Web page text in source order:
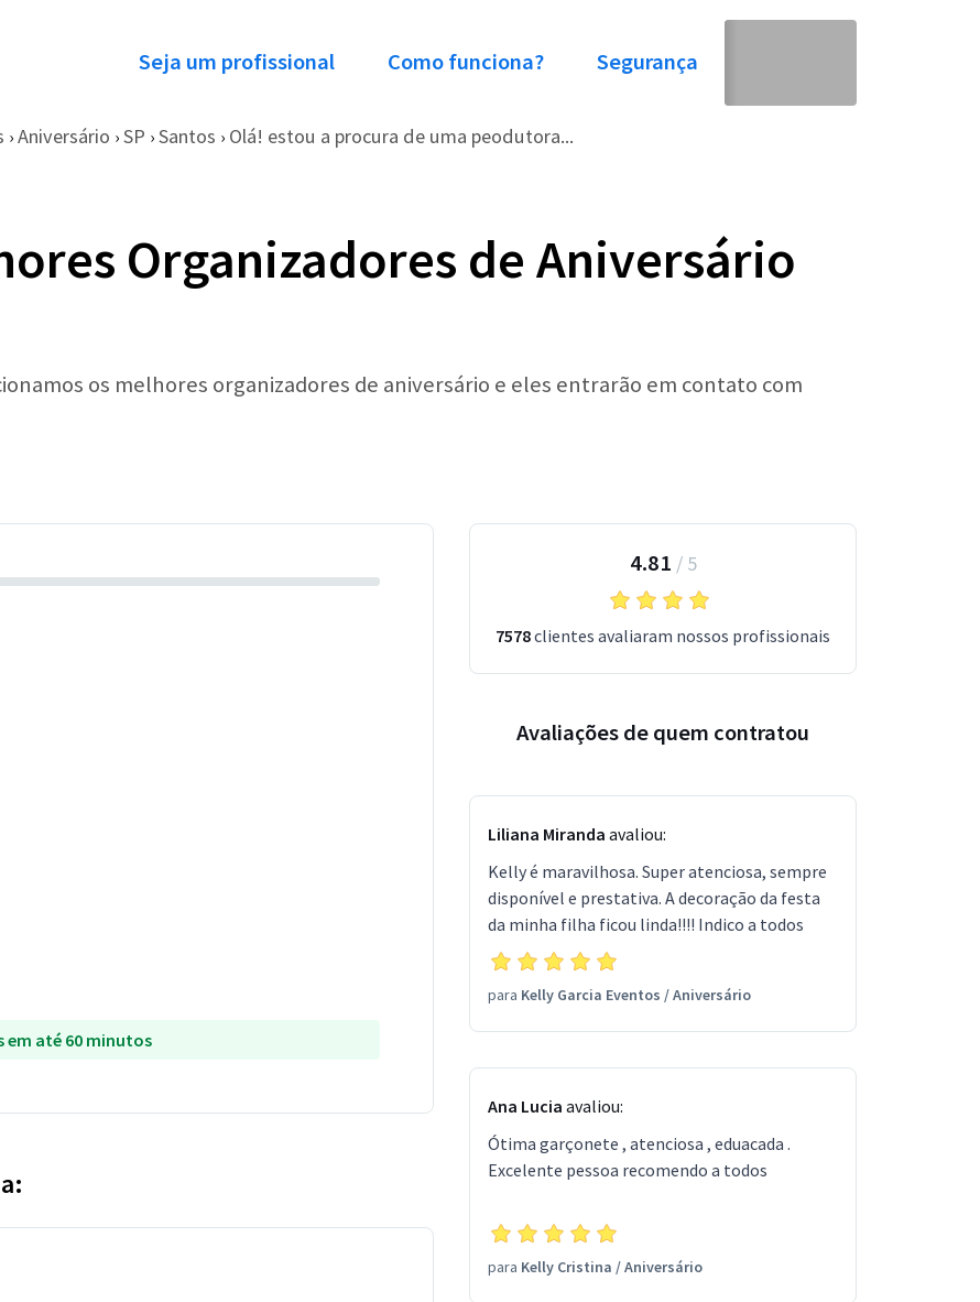
Seja um profissional Como funciona? Segurança
› Aniversário › SP › Santos › Olá! estou a procura de uma peodutora...
Organizadores de Aniversário
os melhores organizadores de aniversário e eles entrarão em contato com
em até 60 minutos
4.81 / 5
7578clientes avaliaram nossos profissionais
Avaliações de quem contratou
Liliana Miranda avaliou:
Kelly é maravilhosa. Super atenciosa, sempre
disponível e prestativa. A decoração da festa
da minha filha ficou linda!!!! Indico a todos
para Kelly Garcia Eventos /Aniversário
Ana Lucia avaliou:
Ótima garçonete , atenciosa , eduacada .
Excelente pessoa recomendo a todos
para Kelly Cristina /Aniversário